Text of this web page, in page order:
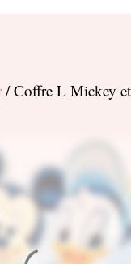
/ Coffre L Mickey